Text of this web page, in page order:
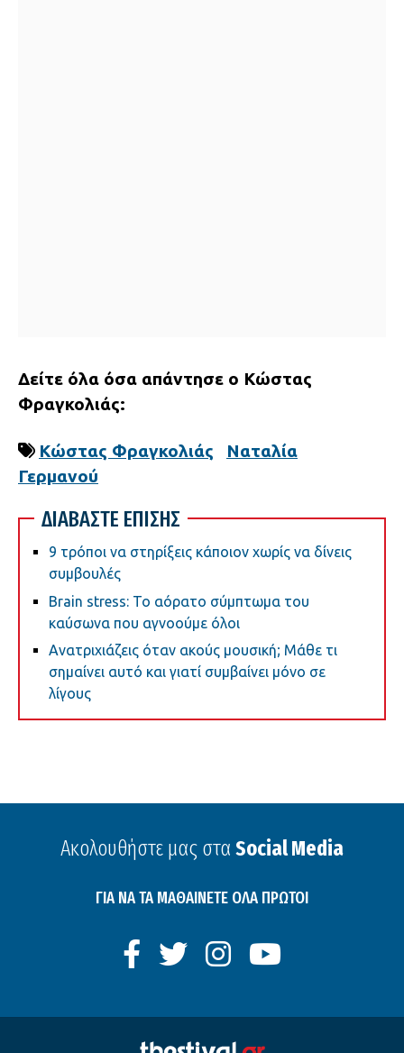
Δείτε όλα όσα απάντησε ο Κώστας
Φραγκολιάς:
Κώστας Φραγκολιάς
Ναταλία
Γερμανού
ΔΙΑΒΑΣΤΕ ΕΠΙΣΗΣ
9 τρόποι να στηρίξεις κάποιον χωρίς να δίνεις
συμβουλές
Brain stress: Το αόρατο σύμπτωμα του
καύσωνα που αγνοούμε όλοι
Ανατριχιάζεις όταν ακούς μουσική; Μάθε τι
σημαίνει αυτό και γιατί συμβαίνει μόνο σε
λίγους
Ακολουθήστε μας στα Social Media
ΓΙΑ ΝΑ ΤΑ ΜΑΘΑΙΝΕΤΕ ΟΛΑ ΠΡΩΤΟΙ